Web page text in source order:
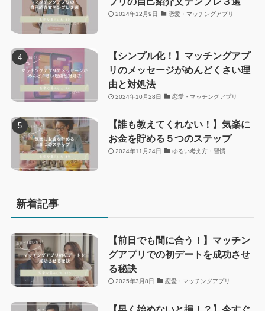
2024年12月9日 恋愛・マッチングアプリ
【シンプル化！】マッチングアプ
リのメッセージがめんどくさい理
由と対処法
2024年10月28日 恋愛・マッチングアプリ
【誰も教えてくれない！】気楽に
お金を貯める５つのステップ
2024年11月24日 ゆるい考え方・習慣
新着記事
【前日でも間に合う！】マッチン
グアプリでの初デートを成功させ
る秘訣
2025年3月8日 恋愛・マッチングアプリ